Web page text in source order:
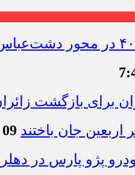
09 مرداد 1405 - 9:22